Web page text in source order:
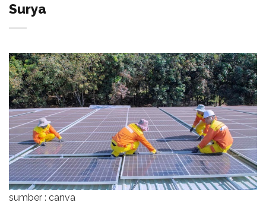
Surya
sumber : canva